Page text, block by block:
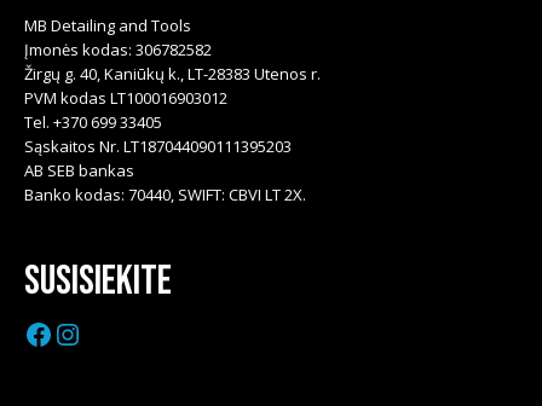
MB Detailing and Tools
Įmonės kodas: 306782582
Žirgų g. 40, Kaniūkų k., LT-28383 Utenos r.
PVM kodas LT100016903012
Tel. +370 699 33405
Sąskaitos Nr. LT187044090111395203
AB SEB bankas
Banko kodas: 70440, SWIFT: CBVI LT 2X.
Susisiekite
Facebook
Instagram